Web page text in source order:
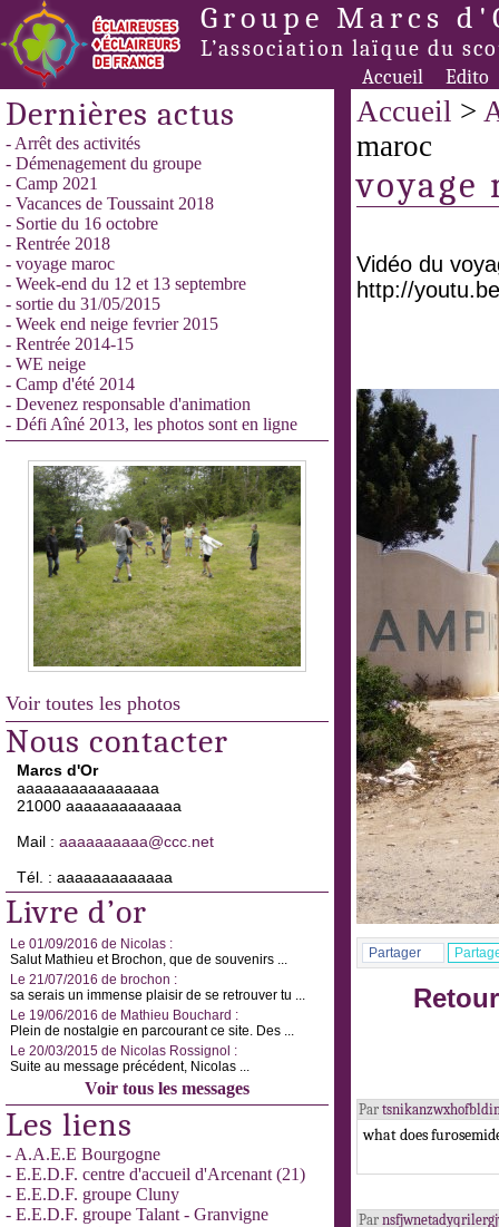
Groupe Marcs
L’association laïque du
Accueil Edito
Dernières actus
- Arrêt des activités
- Démenagement du groupe
- Camp 2021
- Vacances de Toussaint 2018
- Sortie du 16 octobre
- Rentrée 2018
- voyage maroc
- Week-end du 12 et 13 septembre
- sortie du 31/05/2015
- Week end neige fevrier 2015
- Rentrée 2014-15
- WE neige
- Camp d'été 2014
- Devenez responsable d'animation
- Défi Aîné 2013, les photos sont en ligne
Voir toutes les photos
Nous contacter
Marcs d'Or
aaaaaaaaaaaaaaaa
21000 aaaaaaaaaaaaa
Mail : aaaaaaaaaa@ccc.net
Tél. : aaaaaaaaaaaaa
Livre d’or
Le 01/09/2016 de Nicolas :
Salut Mathieu et Brochon, que de souvenirs ...
Le 21/07/2016 de brochon :
sa serais un immense plaisir de se retrouver tu ...
Le 19/06/2016 de Mathieu Bouchard :
Plein de nostalgie en parcourant ce site. Des ...
Le 20/03/2015 de Nicolas Rossignol :
Suite au message précédent, Nicolas ...
Voir tous les messages
Les liens
- A.A.E.E Bourgogne
- E.E.D.F. centre d'accueil d'Arcenant (21)
- E.E.D.F. groupe Cluny
- E.E.D.F. groupe Talant - Granvigne
Accueil >
maroc
voyage
Vidéo du
http://
Partager
Par
what does
Par